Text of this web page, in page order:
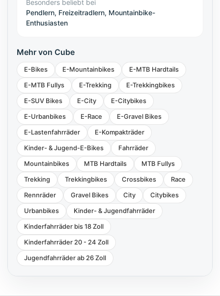
Besonders beliebt bei
Pendlern, Freizeitradlern, Mountainbike-
Enthusiasten
Mehr von Cube
E-Bikes E-Mountainbikes
E-MTB Hardtails
E-MTB Fullys
E-Trekking
E-Trekkingbikes
E-SUV Bikes
E-City
E-Citybikes
E-Urbanbikes
E-Race
E-Gravel Bikes
E-Lastenfahrräder
E-Kompakträder
Kinder- & Jugend-E-Bikes
Fahrräder
Mountainbikes
MTB Hardtails
MTB Fullys
Trekking
Trekkingbikes Crossbikes
Race
Rennräder
Gravel Bikes City
Citybikes
Urbanbikes
Kinder- & Jugendfahrräder
Kinderfahrräder bis 18 Zoll
Kinderfahrräder 20 - 24 Zoll
Jugendfahrräder ab 26 Zoll